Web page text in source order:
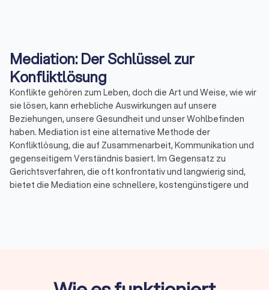
Mediation: Der Schlüssel zur
Konfliktlösung
Konflikte gehören zum Leben, doch die Art und Weise, wie wir
sie lösen, kann erhebliche Auswirkungen auf unsere
Beziehungen, unsere Gesundheit und unser Wohlbefinden
haben. Mediation ist eine alternative Methode der
Konfliktlösung, die auf Zusammenarbeit, Kommunikation und
gegenseitigem Verständnis basiert. Im Gegensatz zu
Gerichtsverfahren, die oft konfrontativ und langwierig sind,
bietet die Mediation eine schnellere, kostengünstigere und